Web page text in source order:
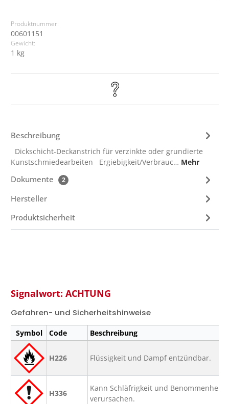
Produktnummer:
00601151
Gewicht:
1 kg
Beschreibung
Dickschicht-Deckanstrich für verzinkte oder grundierte
Kunstschmiedearbeiten Ergiebigkeit/Verbrauc… Mehr
Dokumente 2
Hersteller
Produktsicherheit
Signalwort: ACHTUNG
Gefahren- und Sicherheitshinweise
Symbol Code Beschreibung
H226 Flüssigkeit und Dampf entzündbar.
H336
Kann Schläfrigkeit und Benommenheit
verursachen.